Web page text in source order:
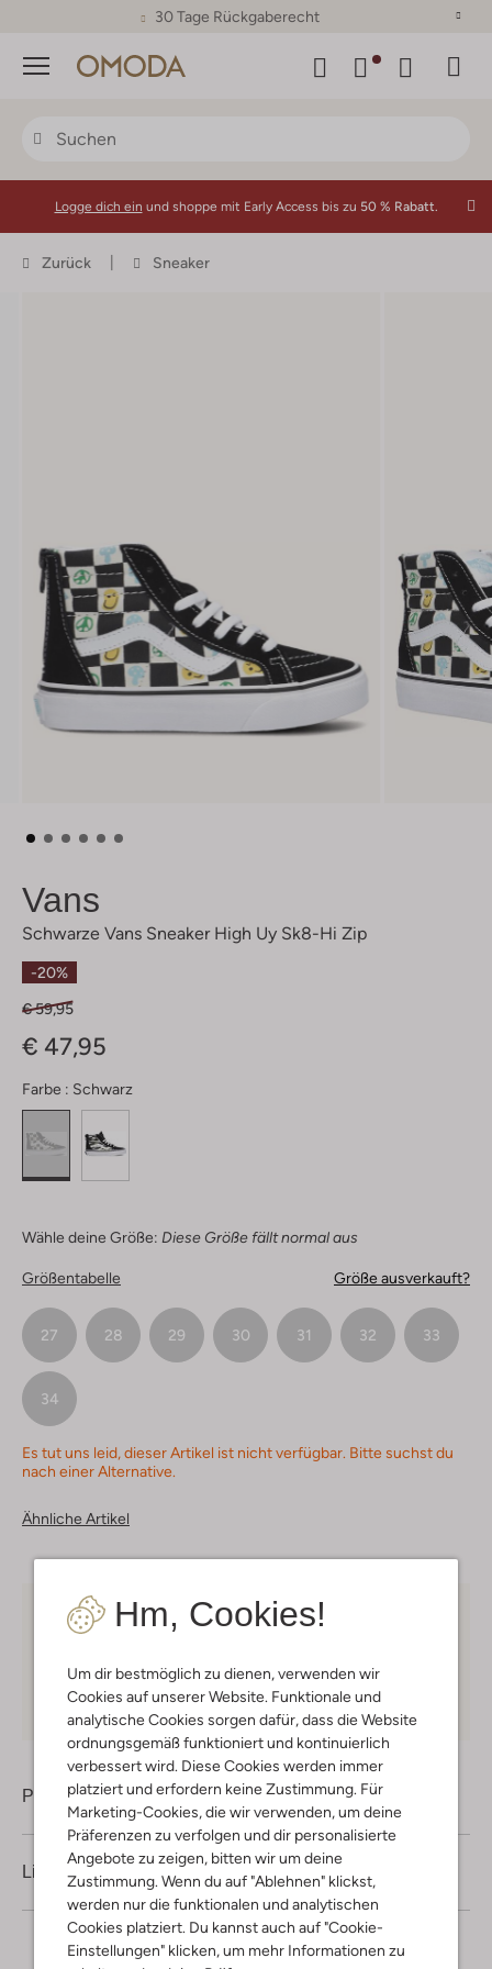
30 Tage Rückgaberecht
Menü
Hm, Cookies!
Um dir bestmöglich zu dienen, verwenden wir
Cookies auf unserer Website. Funktionale und
analytische Cookies sorgen dafür, dass die Website
ordnungsgemäß funktioniert und kontinuierlich
verbessert wird. Diese Cookies werden immer
platziert und erfordern keine Zustimmung. Für
Marketing-Cookies, die wir verwenden, um deine
Präferenzen zu verfolgen und dir personalisierte
Angebote zu zeigen, bitten wir um deine
Zustimmung. Wenn du auf "Ablehnen" klickst,
werden nur die funktionalen und analytischen
Cookies platziert. Du kannst auch auf "Cookie-
Einstellungen" klicken, um mehr Informationen zu
Logge dich ein und shoppe mit Early Access bis zu 50 % Rabatt.
Zurück Sneaker
Vans
Schwarze Vans Sneaker High Uy Sk8-Hi Zip
-20%
€ 59,95
€ 47,95
Farbe : Schwarz
Wähle deine Größe: Diese Größe fällt normal aus
Größentabelle Größe ausverkauft?
27 28 29 30 31 32 33
34
Es tut uns leid, dieser Artikel ist nicht verfügbar. Bitte suchst du
nach einer Alternative.
Ähnliche Artikel
Kostenloser Versandab € 75 für Club-Omoda
Kauf auf Rechnung 30 Tagen Rückgaberecht
Produktinformation
Lieferung & Rückgabe